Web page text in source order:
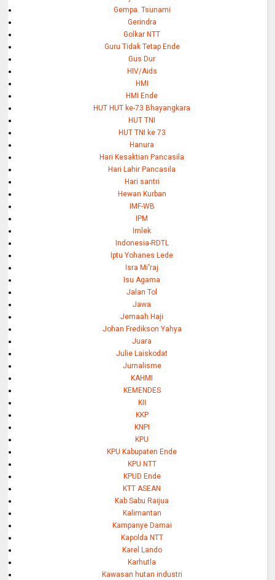
Gempa. Tsunami
Gerindra
Golkar NTT
Guru Tidak Tetap Ende
Gus Dur
HIV/Aids
HMI
HMI Ende
HUT HUT ke-73 Bhayangkara
HUT TNI
HUT TNI ke 73
Hanura
Hari Kesaktian Pancasila
Hari Lahir Pancasila
Hari santri
Hewan Kurban
IMF-WB
IPM
Imlek
Indonesia-RDTL
Iptu Yohanes Lede
Isra Mi'raj
Isu Agama
Jalan Tol
Jawa
Jemaah Haji
Johan Fredikson Yahya
Juara
Julie Laiskodat
Jurnalisme
KAHMI
KEMENDES
KII
KKP
KNPI
KPU
KPU Kabupaten Ende
KPU NTT
KPUD Ende
KTT ASEAN
Kab Sabu Raijua
Kalimantan
Kampanye Damai
Kapolda NTT
Karel Lando
Karhutla
Kawasan hutan industri